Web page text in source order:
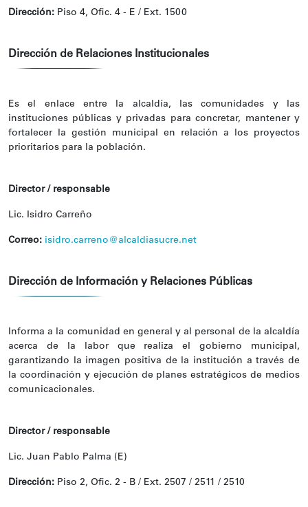
Dirección: Piso 4, Ofic. 4 - E / Ext. 1500
Dirección de Relaciones Institucionales
Es el enlace entre la alcaldía, las comunidades y las
instituciones públicas y privadas para concretar, mantener y
fortalecer la gestión municipal en relación a los proyectos
prioritarios para la población.
Director / responsable
Lic. Isidro Carreño
Correo: isidro.carreno@alcaldiasucre.net
Dirección de Información y Relaciones Públicas
Informa a la comunidad en general y al personal de la alcaldía
acerca de la labor que realiza el gobierno municipal,
garantizando la imagen positiva de la institución a través de
la coordinación y ejecución de planes estratégicos de medios
comunicacionales.
Director / responsable
Lic. Juan Pablo Palma (E)
Dirección: Piso 2, Ofic. 2 - B / Ext. 2507 / 2511 / 2510